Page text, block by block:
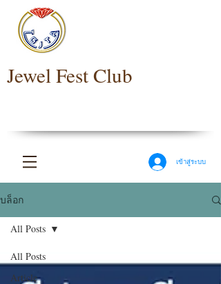
Jewel Fest Club
เข้าสู่ระบบ
บล็อก
All Posts
Article
All Posts